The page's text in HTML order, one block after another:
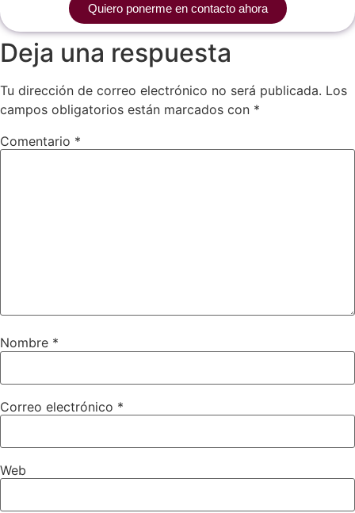
Quiero ponerme en contacto ahora
Deja una respuesta
Tu dirección de correo electrónico no será publicada. Los
campos obligatorios están marcados con *
Comentario *
Nombre *
Correo electrónico *
Web